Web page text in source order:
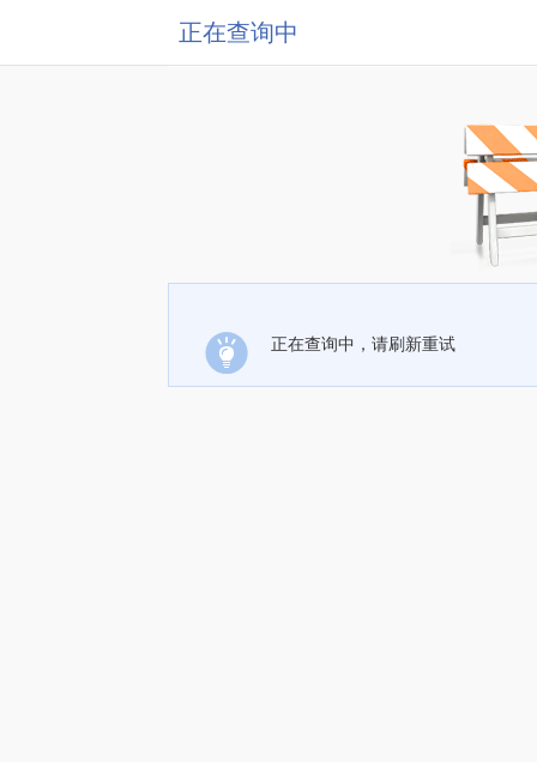
正在查询中
正在查询中，请刷新重试